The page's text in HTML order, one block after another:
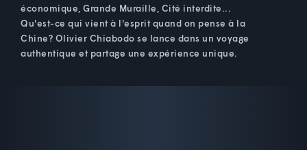
économique, Grande Muraille, Cité interdite...
Qu'est-ce qui vient à l'esprit quand on pense à la
Chine? Olivier Chiabodo se lance dans un voyage
authentique et partage une expérience unique.